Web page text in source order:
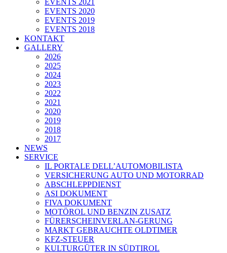
EVENTS 2021
EVENTS 2020
EVENTS 2019
EVENTS 2018
KONTAKT
GALLERY
2026
2025
2024
2023
2022
2021
2020
2019
2018
2017
NEWS
SERVICE
IL PORTALE DELL’AUTOMOBILISTA
VERSICHERUNG AUTO UND MOTORRAD
ABSCHLEPPDIENST
ASI DOKUMENT
FIVA DOKUMENT
MOTÖROL UND BENZIN ZUSATZ
FÜRERSCHEINVERLAN-GERUNG
MARKT GEBRAUCHTE OLDTIMER
KFZ-STEUER
KULTURGÜTER IN SÜDTIROL